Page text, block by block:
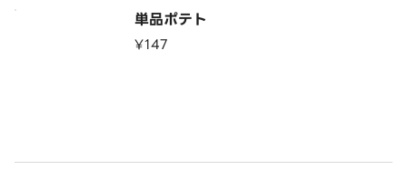
単品ポテト
¥147